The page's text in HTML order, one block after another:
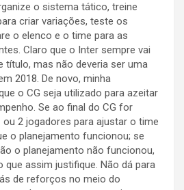
o sistema tático, treine
criar variações, teste os
o elenco e o time para as
Claro que o Inter sempre vai
título, mas não deveria ser uma
2018. De novo, minha
o CG seja utilizado para azeitar
Se ao final do CG for
2 jogadores para ajustar o time
o planejamento funcionou; se
o planejamento não funcionou,
que assim justifique. Não dá para
de reforços no meio do